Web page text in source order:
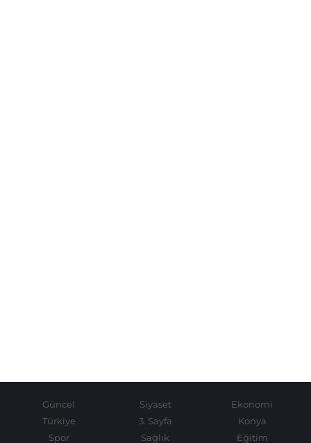
Güncel Siyaset
Ekonomi
Türkiye
3. Sayfa
Konya
Spor
Sağlık Eğitim